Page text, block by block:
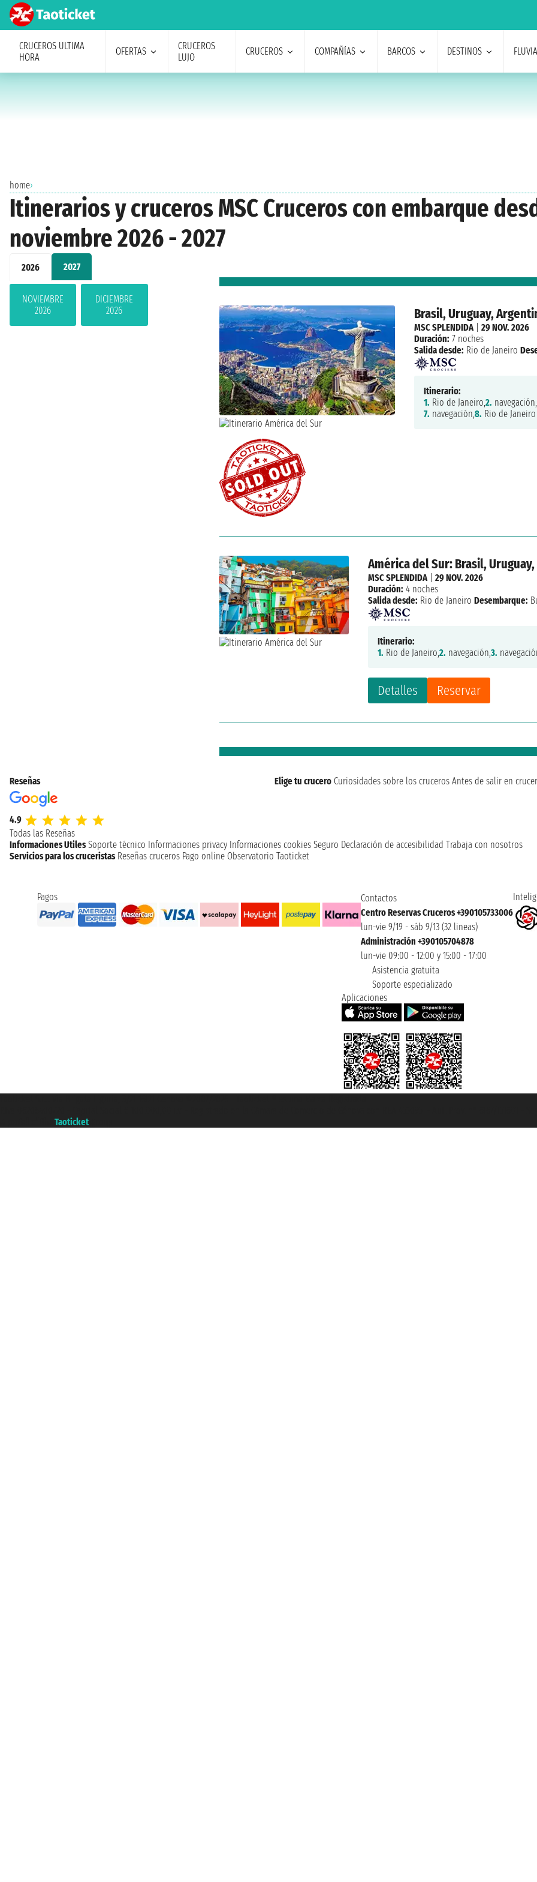
CRUCEROS ULTIMA
HORA
OFERTAS
CRUCEROS
LUJO
CRUCEROS COMPAÑÍAS BARCOS DESTINOS
home›
Itinerarios y cruceros MSC Cruceros con embarque
noviembre 2026 - 2027
2026 2027
NOVIEMBRE
2026
DICIEMBRE
2026
Brasil, Uruguay,
MSC SPLENDIDA| 29 NOV. 2026
Duración: 7 noches
Salida desde: Rio de Janeiro
Itinerario:
1. Rio de Janeiro,2. navegación,
7. navegación,8. Rio de Janeiro
América del Sur: Brasil,
Detalles Reservar
MSC SPLENDIDA|29 NOV. 2026
Duración: 4 noches
Salida desde: Rio de Janeiro Desembarque:
Itinerario:
1. Rio de Janeiro,2. navegación,3.
Reseñas
4.9
Todas las Reseñas
Elige tu crucero Curiosidades sobre los cruceros Antes de salir en
Informaciones Utiles Soporte técnico Informaciones privacy Informaciones cookies Seguro Declaración de accesibilidad Trabaja con nosotros
Servicios para los cruceristas Reseñas cruceros Pago online Observatorio Taoticket
Pagos
Contactos
Centro Reservas Cruceros +390105733006
lun-vie 9/19 - sáb 9/13 (32 lineas)
Administración +390105704878
lun-vie 09:00 - 12:00 y 15:00 - 17:00
Asistencia gratuita
Soporte especializado
Aplicaciones
Taoticket